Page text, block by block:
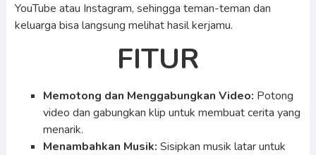
YouTube atau Instagram, sehingga teman-teman dan
keluarga bisa langsung melihat hasil kerjamu.
FITUR
Memotong dan Menggabungkan Video: Potong
video dan gabungkan klip untuk membuat cerita yang
menarik.
Menambahkan Musik: Sisipkan musik latar untuk